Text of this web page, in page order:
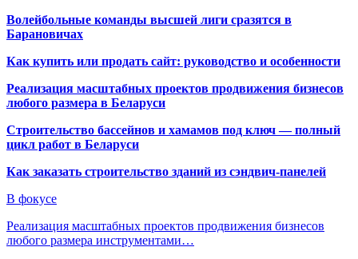
Волейбольные команды высшей лиги сразятся в
Барановичах
Как купить или продать сайт: руководство и особенности
Реализация масштабных проектов продвижения бизнесов
любого размера в Беларуси
Строительство бассейнов и хамамов под ключ — полный
цикл работ в Беларуси
Как заказать строительство зданий из сэндвич-панелей
В фокусе
Реализация масштабных проектов продвижения бизнесов
любого размера инструментами…